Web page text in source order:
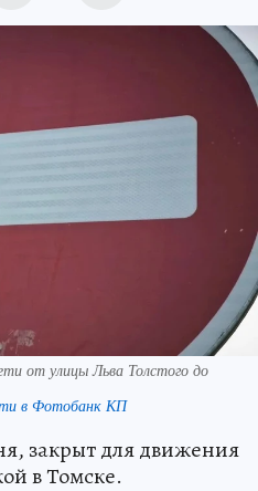
от улицы Льва Толстого до
в Фотобанк КП
закрыт для движения
в Томске.